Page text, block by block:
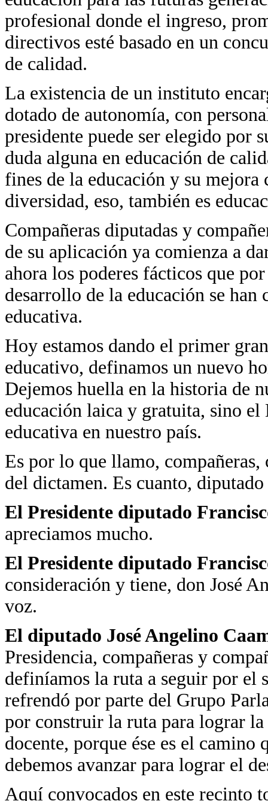
profesional donde el ingreso,
directivos esté basado en un
de calidad.
La existencia de un instituto
dotado de autonomía, con
presidente puede ser elegido por
duda alguna en educación de
fines de la educación y su
diversidad, eso, también es
Compañeras diputadas y
de su aplicación ya comienza a
ahora los poderes fácticos que
desarrollo de la educación se
educativa.
Hoy estamos dando el primer
educativo, definamos un nuevo
Dejemos huella en la historia de
educación laica y gratuita, sino
educativa en nuestro país.
Es por lo que llamo,
del dictamen. Es cuanto,
El Presidente diputado
apreciamos mucho.
El Presidente diputado
consideración y tiene, don José
voz.
El diputado José Angelino
Presidencia, compañeras y
definíamos la ruta a seguir por el
refrendó por parte del Grupo
por construir la ruta para lograr
docente, porque ése es el camino
debemos avanzar para lograr el
Aquí convocados en este recinto